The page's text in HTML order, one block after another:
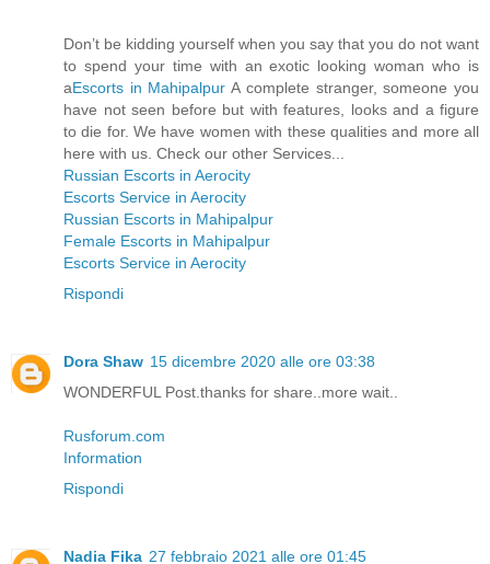
Don’t be kidding yourself when you say that you do not want
to spend your time with an exotic looking woman who is
aEscorts in Mahipalpur A complete stranger, someone you
have not seen before but with features, looks and a figure
to die for. We have women with these qualities and more all
here with us. Check our other Services...
Russian Escorts in Aerocity
Escorts Service in Aerocity
Russian Escorts in Mahipalpur
Female Escorts in Mahipalpur
Escorts Service in Aerocity
Rispondi
Dora Shaw 15 dicembre 2020 alle ore 03:38
WONDERFUL Post.thanks for share..more wait..
Rusforum.com
Information
Rispondi
Nadia Fika 27 febbraio 2021 alle ore 01:45